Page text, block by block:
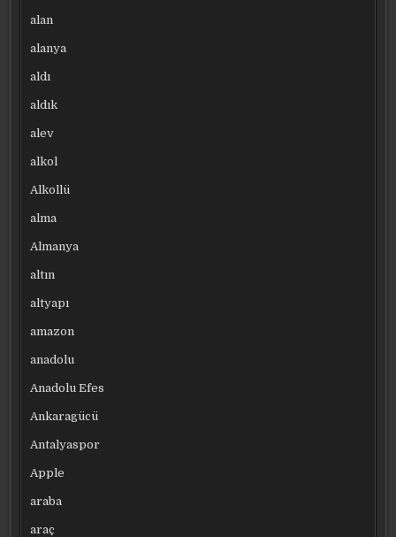
alan
alanya
aldı
aldık
alev
alkol
Alkollü
alma
Almanya
altın
altyapı
amazon
anadolu
Anadolu Efes
Ankaragücü
Antalyaspor
Apple
araba
araç